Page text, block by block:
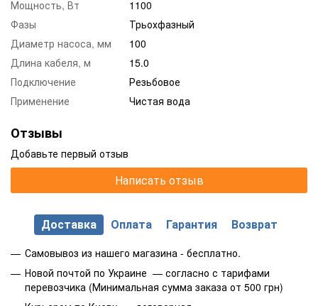
Мощность, Вт
1100
Фазы
Трьохфазный
Диаметр насоса, мм
100
Длина кабеля, м
15.0
Подключение
Резьбовое
Применение
Чистая вода
Отзывы
Добавьте первый отзыв
Написать отзыв
Доставка Оплата Гарантия Возврат
Самовывоз из нашего магазина - бесплатно.
Новой почтой по Украине — согласно с тарифами
перевозчика (Минимальная сумма заказа от 500 грн)